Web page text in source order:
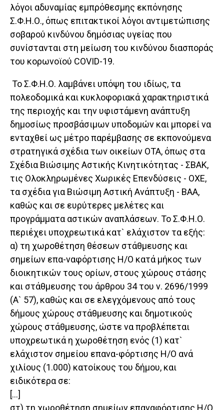
λόγοι αδυναμίας εμπρόθεσμης εκπόνησης
Σ.Φ.Η.Ο., όπως επιτακτικοί λόγοι αντιμετώπισης
σοβαρού κινδύνου δημόσιας υγείας που
συνίστανται στη μείωση του κινδύνου διασποράς
του κορωνοϊού COVID-19.
Το Σ.Φ.Η.Ο. λαμβάνει υπόψη του ιδίως, τα
πολεοδομικά και κυκλοφοριακά χαρακτηριστικά
της περιοχής και την υφιστάμενη ανάπτυξη
δημοσίως προσβάσιμων υποδομών και μπορεί να
ενταχθεί ως μέτρο παρέμβασης σε εκπονούμενα
στρατηγικά σχέδια των οικείων OTA, όπως στα
Σχέδια Βιώσιμης Αστικής Κινητικότητας - ΣΒΑΚ,
τις Ολοκληρωμένες Χωρικές Επενδύσεις - ΟΧΕ,
τα σχέδια για Βιώσιμη Αστική Ανάπτυξη - ΒΑΑ,
καθώς και σε ευρύτερες μελέτες και
προγράμματα αστικών αναπλάσεων. Το Σ.Φ.Η.Ο.
περιέχει υποχρεωτικά κατ` ελάχιστον τα εξής:
α) τη χωροθέτηση θέσεων στάθμευσης και
σημείων επα-ναφόρτισης Η/Ο κατά μήκος των
διοικητικών τους ορίων, στους χώρους στάσης
και στάθμευσης του άρθρου 34 του ν. 2696/1999
(Α` 57), καθώς και σε ελεγχόμενους από τους
δήμους χώρους στάθμευσης και δημοτικούς
χώρους στάθμευσης, ώστε να προβλέπεται
υποχρεωτικά η χωροθέτηση ενός (1) κατ`
ελάχιστον σημείου επανα-φόρτισης Η/Ο ανά
χιλίους (1.000) κατοίκους του δήμου, και
ειδικότερα σε:
[…]
στ) τη χωροθέτηση σημείων επαναφόρτισης Η/Ο